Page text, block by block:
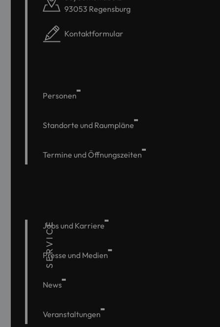
93053 Regensburg
Kontaktformular
Personen
Standorte und Raumpläne
Termine und Öffnungszeiten
SERVICE
Jobs und Karriere
Presse und Medien
News
Veranstaltungen